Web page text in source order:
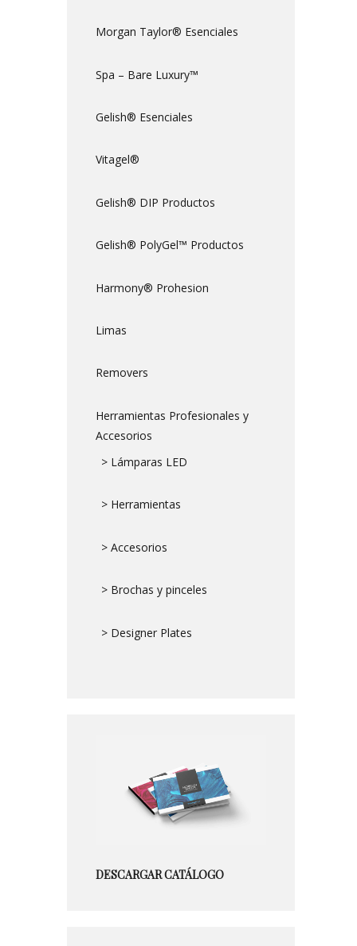
Morgan Taylor® Esenciales
Spa – Bare Luxury™
Gelish® Esenciales
Vitagel®
Gelish® DIP Productos
Gelish® PolyGel™ Productos
Harmony® Prohesion
Limas
Removers
Herramientas Profesionales y
Accesorios
> Lámparas LED
> Herramientas
> Accesorios
> Brochas y pinceles
> Designer Plates
DESCARGAR CATÁLOGO